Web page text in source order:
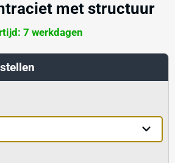
met structuur
7 werkdagen